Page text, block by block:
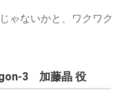
ゃないかと、ワクワク
3 加藤晶 役